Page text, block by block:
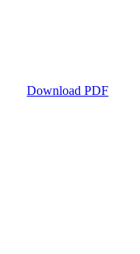
Download PDF